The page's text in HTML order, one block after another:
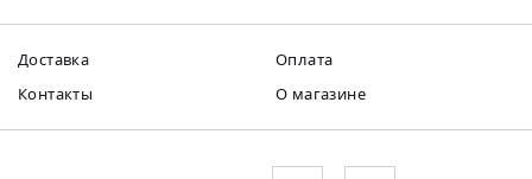
Доставка
Оплата
Контакты
О магазине